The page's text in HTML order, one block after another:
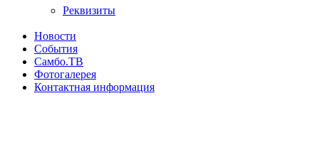
Реквизиты
Новости
События
Самбо.ТВ
Фотогалерея
Контактная информация